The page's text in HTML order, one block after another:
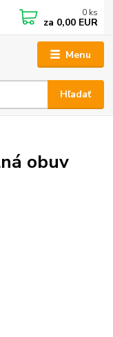
Menu
Hľadať
0 ks
za 0,00 EUR
obuv